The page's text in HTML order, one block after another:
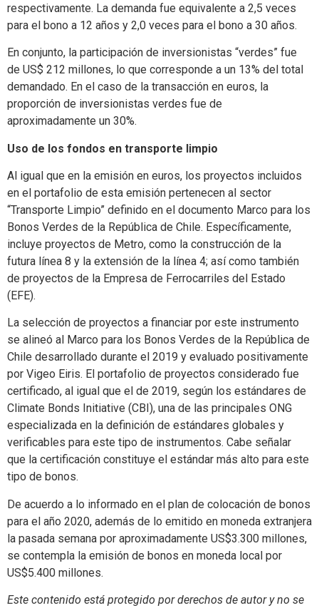
respectivamente. La demanda fue equivalente a 2,5 veces
para el bono a 12 años y 2,0 veces para el bono a 30 años.
En conjunto, la participación de inversionistas “verdes” fue
de US$ 212 millones, lo que corresponde a un 13% del total
demandado. En el caso de la transacción en euros, la
proporción de inversionistas verdes fue de
aproximadamente un 30%.
Uso de los fondos en transporte limpio
Al igual que en la emisión en euros, los proyectos incluidos
en el portafolio de esta emisión pertenecen al sector
“Transporte Limpio” definido en el documento Marco para los
Bonos Verdes de la República de Chile. Específicamente,
incluye proyectos de Metro, como la construcción de la
futura línea 8 y la extensión de la línea 4; así como también
de proyectos de la Empresa de Ferrocarriles del Estado
(EFE).
La selección de proyectos a financiar por este instrumento
se alineó al Marco para los Bonos Verdes de la República de
Chile desarrollado durante el 2019 y evaluado positivamente
por Vigeo Eiris. El portafolio de proyectos considerado fue
certificado, al igual que el de 2019, según los estándares de
Climate Bonds Initiative (CBI), una de las principales ONG
especializada en la definición de estándares globales y
verificables para este tipo de instrumentos. Cabe señalar
que la certificación constituye el estándar más alto para este
tipo de bonos.
De acuerdo a lo informado en el plan de colocación de bonos
para el año 2020, además de lo emitido en moneda extranjera
la pasada semana por aproximadamente US$3.300 millones,
se contempla la emisión de bonos en moneda local por
US$5.400 millones.
Este contenido está protegido por derechos de autor y no se